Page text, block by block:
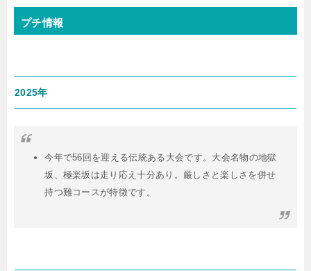
プチ情報
2025年
今年で56回を迎える伝統ある大会です。大会名物の地獄
坂、極楽坂は走り応え十分あり。厳しさと楽しさを併せ
持つ難コースが特徴です。